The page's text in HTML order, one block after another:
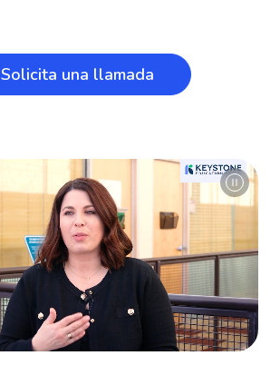
Solicita una llamada